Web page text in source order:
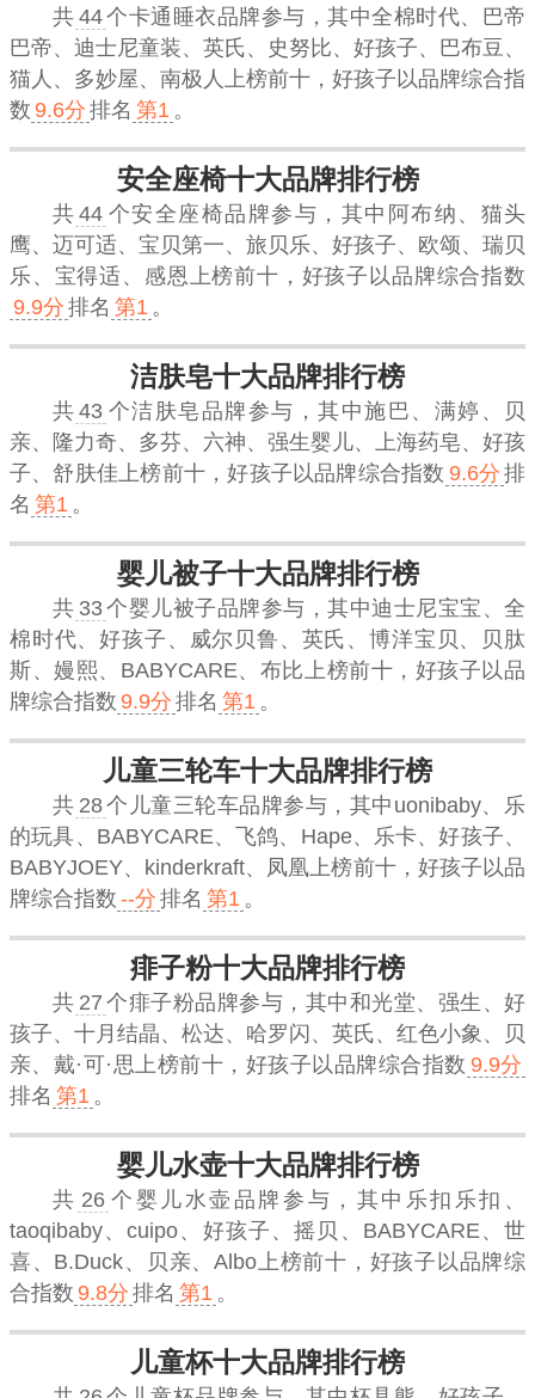
共 44个卡通睡衣品牌参与，其中全棉时代、巴帝
巴帝、迪士尼童装、英氏、史努比、好孩子、巴布豆、
猫人、多妙屋、南极人上榜前十， 好孩子 以品牌综合指
数 9.6分 排名 第1 。
安全座椅十大品牌排行榜
共 44 个安全座椅品牌参与，其中阿布纳、猫头
鹰、迈可适、宝贝第一、旅贝乐、好孩子、欧颂、瑞贝
乐、宝得适、感恩上榜前十， 好孩子 以品牌综合指数
9.9分 排名 第1 。
洁肤皂十大品牌排行榜
共 43 个洁肤皂品牌参与，其中施巴、满婷、贝
亲、隆力奇、多芬、六神、强生婴儿、上海药皂、好孩
子、舒肤佳上榜前十，好孩子 以品牌综合指数 9.6分 排
名 第1 。
婴儿被子十大品牌排行榜
共 33个婴儿被子品牌参与，其中迪士尼宝宝、全
棉时代、好孩子、威尔贝鲁、英氏、博洋宝贝、贝肽
斯、嫚熙、BABYCARE、布比上榜前十， 好孩子 以品
牌综合指数 9.9分 排名 第1 。
儿童三轮车十大品牌排行榜
共 28个儿童三轮车品牌参与，其中uonibaby、乐
的玩具、BABYCARE、飞鸽、Hape、乐卡、好孩子、
BABYJOEY、kinderkraft、凤凰上榜前十， 好孩子 以品
牌综合指数 --分 排名 第1 。
痱子粉十大品牌排行榜
共 27 个痱子粉品牌参与，其中和光堂、强生、好
孩子、十月结晶、松达、哈罗闪、英氏、红色小象、贝
亲、戴·可·思上榜前十， 好孩子 以品牌综合指数 9.9分
排名 第1 。
婴儿水壶十大品牌排行榜
共 26 个婴儿水壶品牌参与，其中乐扣乐扣、
taoqibaby、cuipo、好孩子、摇贝、BABYCARE、世
喜、B.Duck、贝亲、Albo上榜前十， 好孩子 以品牌综
合指数 9.8分 排名 第1 。
儿童杯十大品牌排行榜